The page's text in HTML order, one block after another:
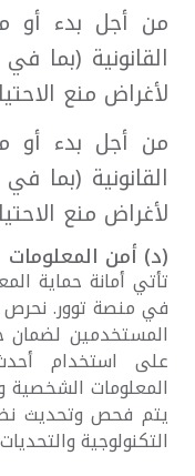
من أجل بدء أو
القانونية (بما
لأغراض منع
من أجل بدء أو
القانونية (بما
لأغراض منع
(د) أمن المعلومات
تأتي أمانة حماية
في منصة توور. نحرص
المستخدمين لضمان
على استخدام
المعلومات الشخصية
يتم فحص وتحديث نظم
التكنولوجية